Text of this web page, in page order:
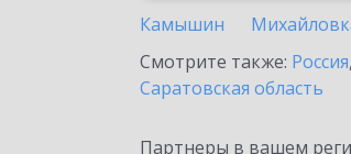
Камышин
Смотрите также: Россия,
Саратовская область
Партнеры в вашем